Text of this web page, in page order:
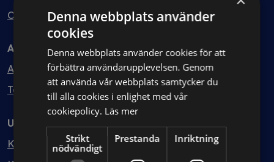
Ombud
Avtal
Avtalshantering
Testa kostnadsfritt
Utbildning
Kurser
Denna webbplats använder
cookies
Denna webbplats använder cookies för att
förbättra användarupplevelsen. Genom
att använda vår webbplats samtycker du
till alla cookies i enlighet med vår
cookiepolicy. Läs mer
Strikt
nödvändigt
Prestanda Inriktning